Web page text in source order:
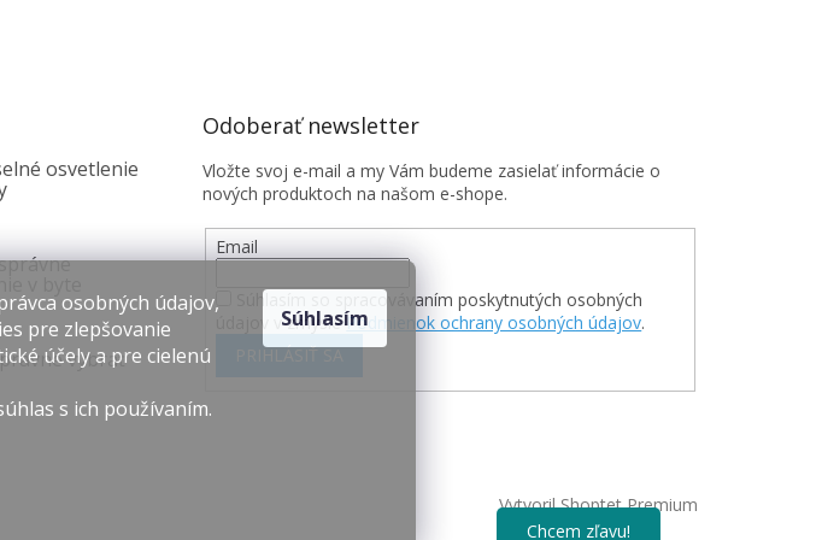
osobných údajov,
pre zlepšovanie
účely a pre cielenú
s ich používaním.
Súhlasím
osvetlenie
vybrať
Odoberať newsletter
Vložte svoj e-mail a my Vám budeme zasielať informácie o
nových produktoch na našom e-shope.
Email
Súhlasím so spracovávaním poskytnutých osobných
údajov v zmyslePodmienok ochrany osobných údajov.
PRIHLÁSIŤ SA
Vytvoril Shoptet Premium
Chcem zľavu!